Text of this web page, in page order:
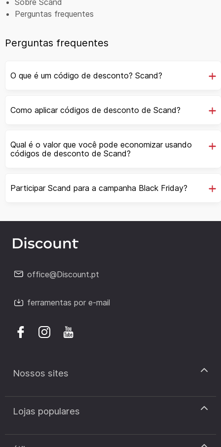
Perguntas frequentes
Perguntas frequentes
O que é um código de desconto? Scand?
Como aplicar códigos de desconto de Scand?
Qual é o valor que você pode economizar usando
códigos de desconto de Scand?
Participar Scand para a campanha Black Friday?
office@Discount.pt
ferramentas por e-mail
Nossos sites
discount.pt
discount.sk
Lojas populares
Cupão de desconto Zooplus